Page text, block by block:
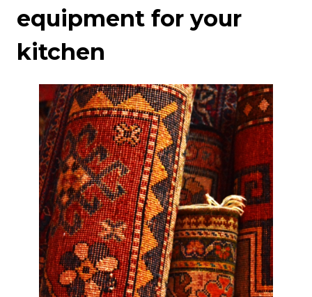
equipment for your
kitchen